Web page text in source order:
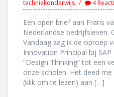
techniekonderwijs
4
Een open brief aan Frans
Nederlandse bedrijfsleven.
Vandaag zag ik de oproep
Innovation Principal bij
“Design Thinking” tot een
onze scholen. Het deed
(klik om te lezen) aan […]